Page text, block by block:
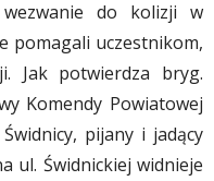
wezwanie do kolizji w
pomagali uczestnikom,
Jak potwierdza bryg.
Komendy Powiatowej
pijany i jadący
ul. Świdnickiej widnieje